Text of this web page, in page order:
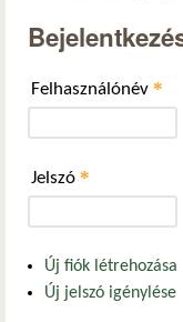
Felhasználónév *
Jelszó *
Új fiók létrehozása
Új jelszó igénylése